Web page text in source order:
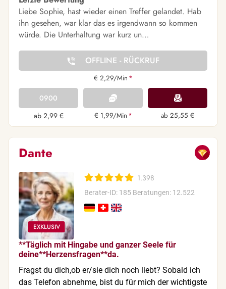
Liebe Sophie, hast wieder einen Treffer gelandet. Hab
ihn gesehen, war klar das es irgendwann so kommen
würde. Die Unterhaltung war kurz un…
OFFLINE - RÜCKRUF
€ 2,29/Min *
0900
ab 2,99 €
€ 1,99/Min * ab 25,55 €
Dante
1.398
Berater-ID: 185 Beratungen: 12.522
**Täglich mit Hingabe und ganzer Seele für
deine**Herzensfragen**da.
Fragst du dich,ob er/sie dich noch liebt? Sobald ich
das Telefon abnehme, bist du für mich der wichtigste